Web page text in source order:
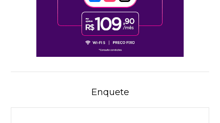
Enquete